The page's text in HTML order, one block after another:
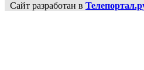
Сайт разработан в